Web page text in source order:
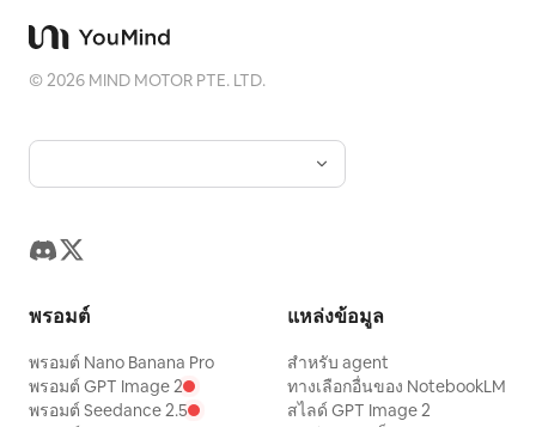
©2026 MIND MOTOR PTE. LTD.
พรอมต์
พรอมต์ Nano Banana Pro
พรอมต์ GPT Image 2
พรอมต์ Seedance 2.5
แหล่งข้อมูล
สำหรับ agent
ทางเลือกอื่นของ NotebookLM
สไลด์ GPT Image 2